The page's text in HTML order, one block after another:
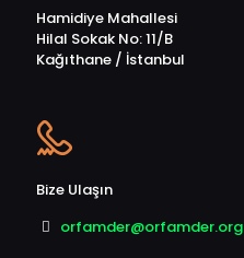
Hamidiye Mahallesi
Hilal Sokak No: 11/B
Kağıthane / İstanbul
Bize Ulaşın
orfamder@orfamder.org